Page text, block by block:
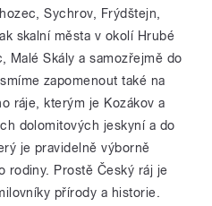
Sychrov, Frýdštejn,
skalní města v okolí Hrubé
Malé Skály a samozřejmě do
zapomenout také na
ráje, kterým je Kozákov a
dolomitových jeskyní a do
je pravidelně výborně
rodiny. Prostě Český ráj je
přírody a historie.